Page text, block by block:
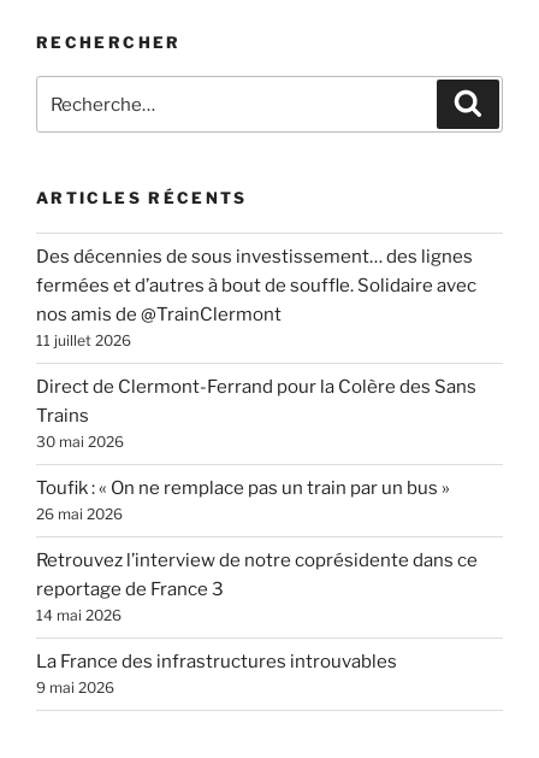
RECHERCHER
pour
ARTICLES RÉCENTS
Des décennies de sous investissement… des lignes
fermées et d’autres à bout de souffle. Solidaire avec
nos amis de @TrainClermont
11 juillet 2026
Direct de Clermont-Ferrand pour la Colère des Sans
Trains
30 mai 2026
Toufik : « On ne remplace pas un train par un bus »
26 mai 2026
Retrouvez l’interview de notre coprésidente dans ce
reportage de France 3
14 mai 2026
La France des infrastructures introuvables
9 mai 2026